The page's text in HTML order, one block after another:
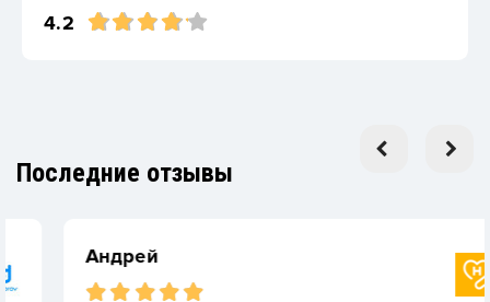
4.2
Последние отзывы
Андрей